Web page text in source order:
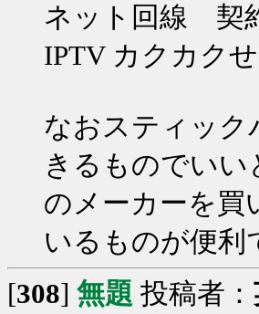
ネット回線 契
IPTV カクカク
なおスティック
きるものでいい
のメーカーを買
いるものが便利
[308] 無題 投稿者：